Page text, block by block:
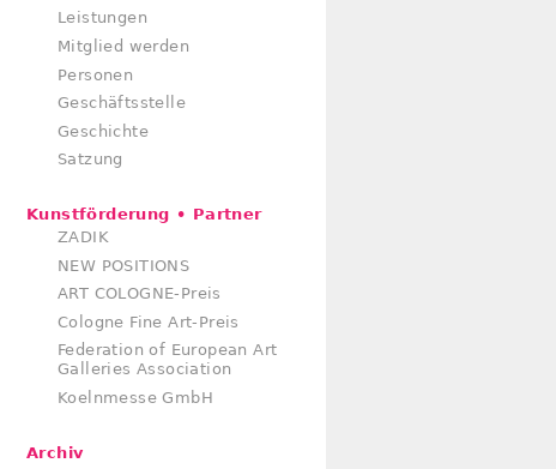
Leistungen
Mitglied werden
Personen
Geschäftsstelle
Geschichte
Satzung
Kunstförderung • Partner
ZADIK
NEW POSITIONS
ART COLOGNE-Preis
Cologne Fine Art-Preis
Federation of European Art
Galleries Association
Koelnmesse GmbH
Archiv